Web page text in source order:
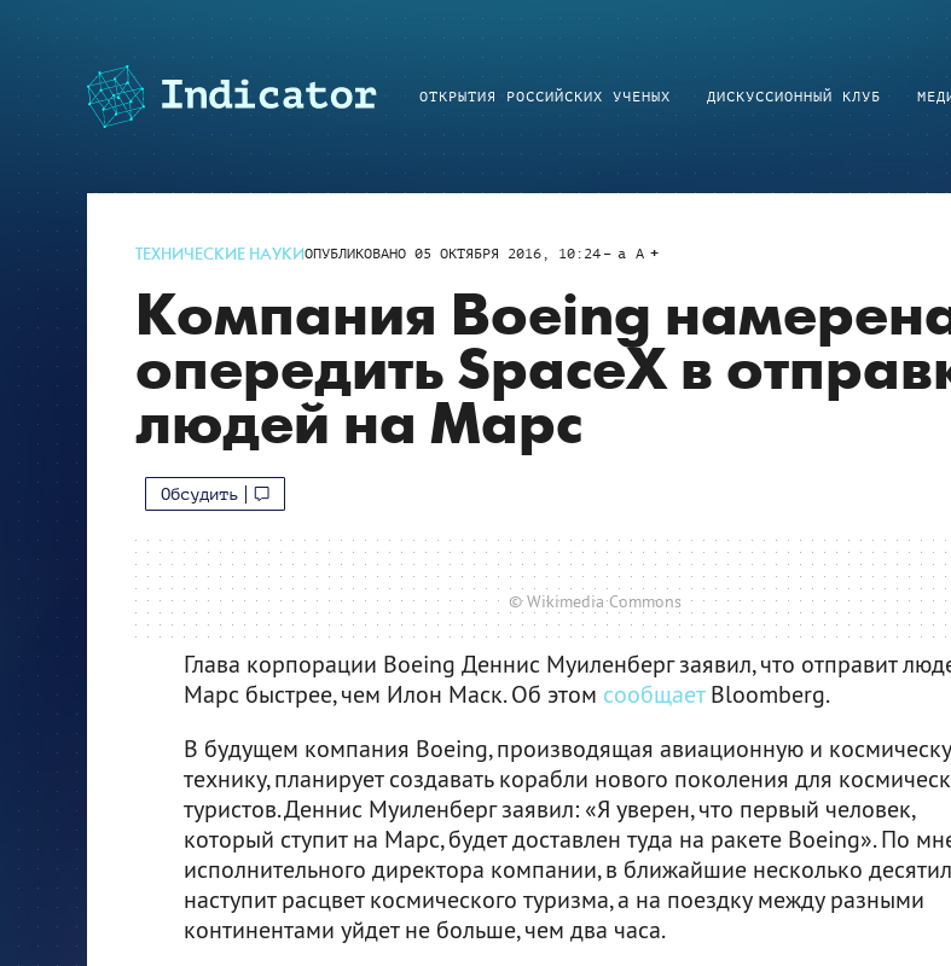
ОТКРЫТИЯ РОССИЙСКИХ УЧЕНЫХ ДИСКУССИОННЫЙ КЛУБ
ТЕХНИЧЕСКИЕ НАУКИОПУБЛИКОВАНО 05 ОКТЯБРЯ 2016, 10:24 a A
Компания Boeing
опередить SpaceX в
людей на Марс
Обсудить
© Wikimedia Commons
Глава корпорации Boeing Деннис Муиленберг заявил, что отправит
Марс быстрее, чем Илон Маск. Об этом сообщаетBloomberg.
В будущем компания Boeing, производящая авиационную и
технику, планирует создавать корабли нового поколения для
туристов. Деннис Муиленберг заявил: «Я уверен, что первый человек,
который ступит на Марс, будет доставлен туда на ракете Boeing». По
исполнительного директора компании, в ближайшие несколько
наступит расцвет космического туризма, а на поездку между разными
континентами уйдет не больше, чем два часа.